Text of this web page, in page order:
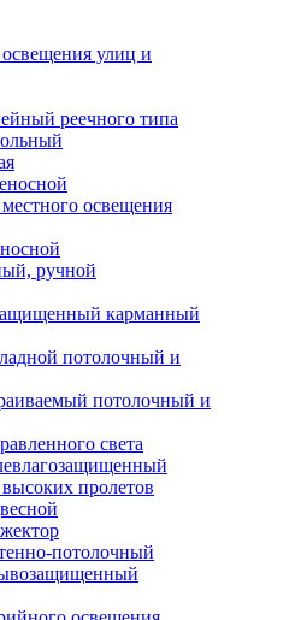
улиц и
реечного типа
освещения
ручной
карманный
потолочный и
потолочный и
света
пролетов
потолочный